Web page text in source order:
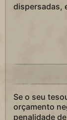
dispersadas,
Se o seu
orçamento
penalidade